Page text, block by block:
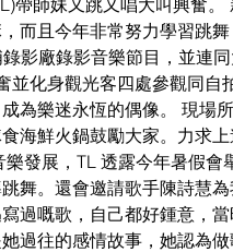
帶師妹又跳又唱大叫興奮
而且今年非常努力學習跳
影廠錄影音樂節目，並連
並化身觀光客四處參觀同
為樂迷永恆的偶像。 現場
食海鮮火鍋鼓勵大家。力求
發展，TL 透露今年暑假
舞。還會邀請歌手陳詩慧
過嘅歌，自己都好鍾意，
過往的感情故事，她認為